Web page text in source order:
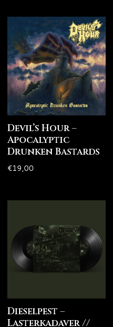
Devil’s Hour –
Apocalyptic
Drunken Bastards
€19,00
Dieselpest –
Lasterkadaver //